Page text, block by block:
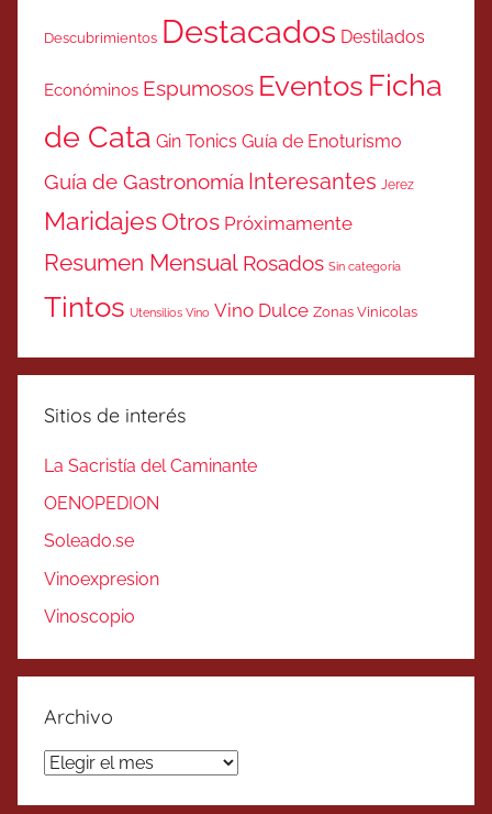
Descubrimientos Destacados Destilados
Económinos Espumosos Eventos Ficha
de Cata Gin Tonics Guía de Enoturismo
Guía de Gastronomía Interesantes Jerez
MaridajesOtros Próximamente
Resumen Mensual Rosados Sin categoría
Tintos Utensilios Vino Vino Dulce Zonas Vinicolas
Sitios de interés
La Sacristía del Caminante
OENOPEDION
Soleado.se
Vinoexpresion
Vinoscopio
Archivo
Archivo